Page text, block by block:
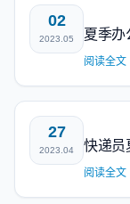
02
2023.05 夏季办
阅读全文
27
2023.04 快递员
阅读全文